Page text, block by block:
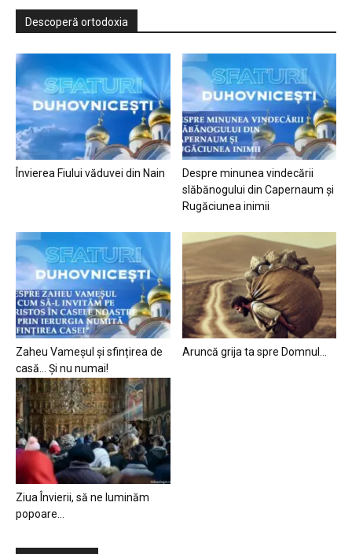
Descoperă ortodoxia
Învierea Fiului văduvei din Nain
Despre minunea vindecării
slăbănogului din Capernaum și
Rugăciunea inimii
Zaheu Vameșul și sfințirea de
casă… Și nu numai!
Aruncă grija ta spre Domnul…
Ziua Învierii, să ne luminăm
popoare…